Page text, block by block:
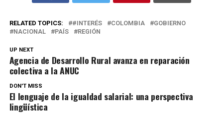
RELATED TOPICS: #INTERÉS COLOMBIA
GOBIERNO
NACIONAL
PAÍS REGIÓN
UP NEXT
Agencia de Desarrollo Rural avanza en reparación
colectiva a la ANUC
DON'T MISS
El lenguaje de la igualdad salarial: una perspectiva
lingüística